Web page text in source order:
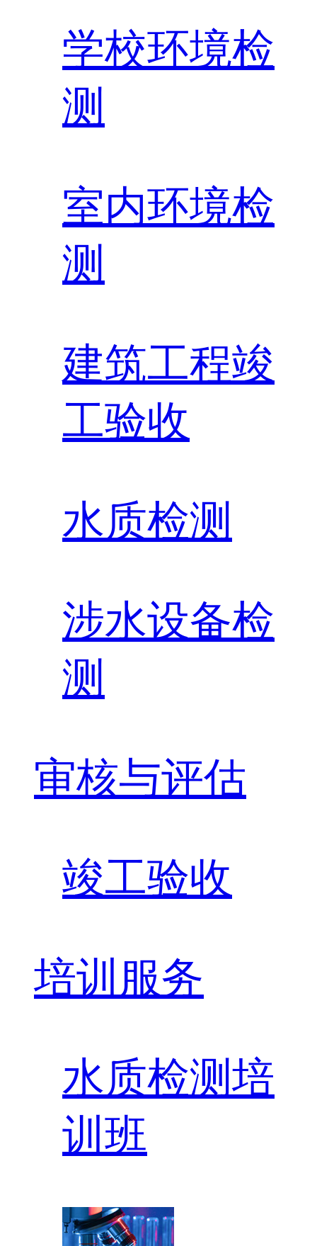
学校环境检
测
室内环境检
测
建筑工程竣
工验收
水质检测
涉水设备检
测
审核与评估
竣工验收
培训服务
水质检测培
训班